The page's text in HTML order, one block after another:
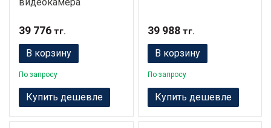
видеокамера
39 776 тг.
В корзину
По запросу
Купить дешевле
39 988тг.
В корзину
По запросу
Купить дешевле